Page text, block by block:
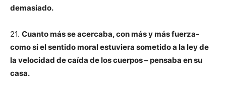
demasiado.
21. Cuanto más se acercaba, con más y más fuerza-
como si el sentido moral estuviera sometido a la ley de
la velocidad de caída de los cuerpos – pensaba en su
casa.